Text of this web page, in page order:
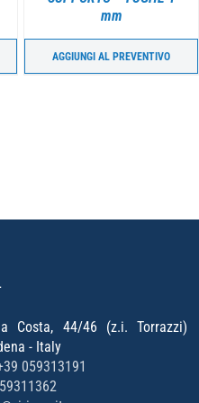
mm
AGGIUNGI AL PREVENTIVO
Costa, 44/46 (z.i. Torrazzi)
- Italy
059313191